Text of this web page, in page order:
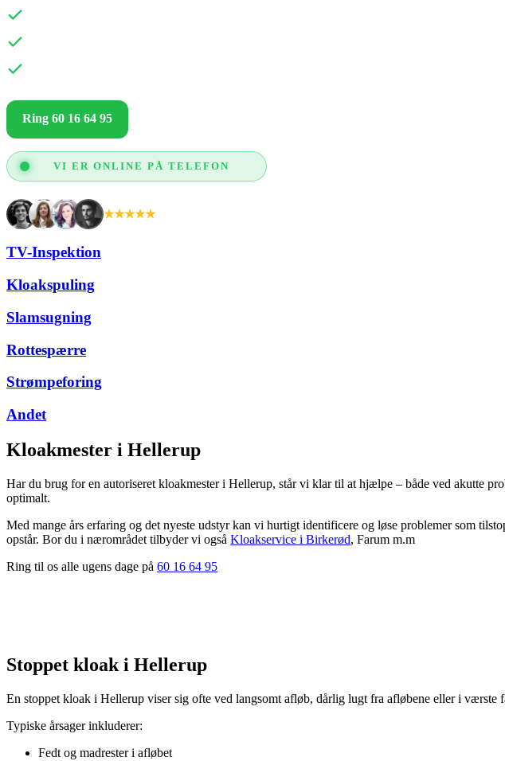
Ring 60 16 64 95
VI ER ONLINE PÅ TELEFON
★★★★★
TV-Inspektion
Kloakspuling
Slamsugning
Rottespærre
Strømpeforing
Andet
Kloakmester i Hellerup
Har du brug for en autoriseret kloakmester i Hellerup, står vi klar til at hjælpe – både ved akutte
optimalt.
Med mange års erfaring og det nyeste udstyr kan vi hurtigt identificere og løse problemer som
opstår. Bor du i nærområdet tilbyder vi også Kloakservice i Birkerød, Farum m.m
Ring til os alle ugens dage på 60 16 64 95
Stoppet kloak i Hellerup
En stoppet kloak i Hellerup viser sig ofte ved langsomt afløb, dårlig lugt fra afløbene eller i
Typiske årsager inkluderer:
Fedt og madrester i afløbet